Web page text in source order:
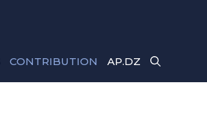
CONTRIBUTION AP.DZ